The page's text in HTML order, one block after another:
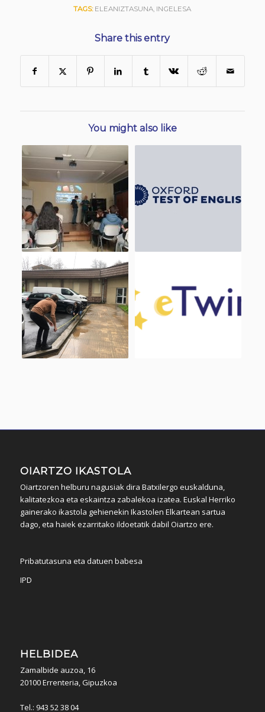
TAGS: ELEANIZTASUNA, INGELESA
Share this entry
You might also like
OIARTZO IKASTOLA
Oiartzoren helburu nagusiak dira Batxilergo euskalduna,
kalitatezkoa eta eskaintza zabalekoa izatea. Euskal Herriko
gainerako ikastola gehienekin Ikastolen Elkartean sartua
dago, eta haiek ezarritako ildoetatik dabil Oiartzo ere.
Pribatutasuna eta datuen babesa
IPD
HELBIDEA
Zamalbide auzoa, 16
20100 Errenteria, Gipuzkoa
Tel.: 943 52 38 04